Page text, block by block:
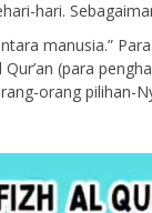
hari.
manusia.”
(para
orang pilihan-